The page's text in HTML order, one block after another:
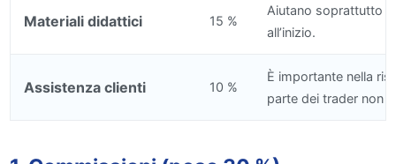
Materiali didattici 15 %
Aiutano soprattutto i
all’inizio.
Assistenza clienti 10 %
È importante nella
parte dei trader non